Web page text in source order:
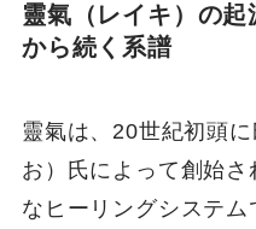
靈氣（レイキ）の
から続く系譜
靈氣は、20世紀初頭
お）氏によって創始
なヒーリングシステ